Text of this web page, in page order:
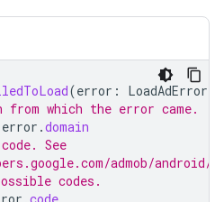
(error : LoadAdError
from which the error came.
error .domain
See
admob/android/
codes.